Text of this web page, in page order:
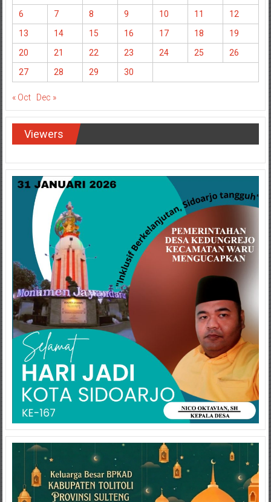
6 7 8 9 10 11
12
13
14 15 16 17 18
19
20
21 22 23 24 25
26
27
28 29 30
« Oct Dec »
Viewers